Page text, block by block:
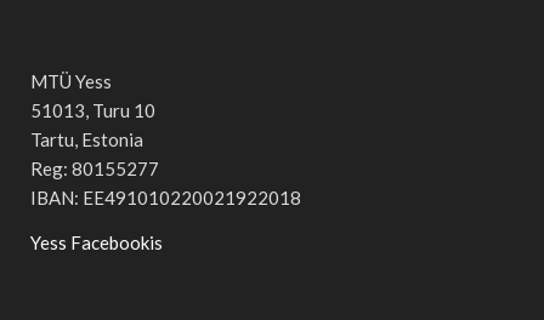
MTÜ Yess
51013, Turu 10
Tartu, Estonia
Reg: 80155277
IBAN: EE491010220021922018
Yess Facebookis